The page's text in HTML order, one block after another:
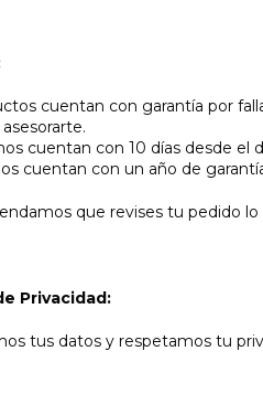
cuentan con garantía por
cuentan con 10 días desde el
cuentan con un año de
que revises tu pedido lo
Privacidad:
tus datos y respetamos tu